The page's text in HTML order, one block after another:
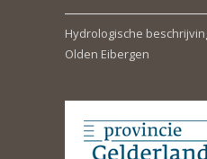
Hydrologische
Olden Eibergen